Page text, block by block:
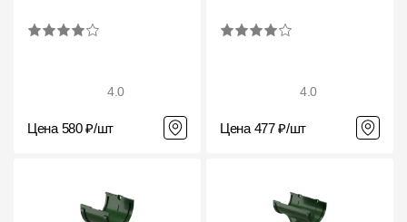
4.0
Цена 580 ₽/шт
4.0
Цена 477 ₽/шт